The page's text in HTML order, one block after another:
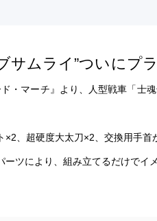
サムライ”ついにプ
ド・マーチ』より、人型戦車「士
×2、超硬度大太刀×2、交換用手首
ーツにより、組み立てるだけでイ